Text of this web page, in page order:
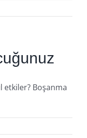
etkiler? Boşanma